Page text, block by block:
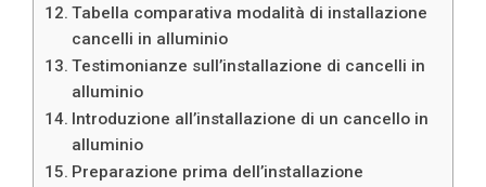
Tabella comparativa modalità di installazione
cancelli in alluminio
Testimonianze sull’installazione di cancelli in
alluminio
Introduzione all’installazione di un cancello in
alluminio
Preparazione prima dell’installazione